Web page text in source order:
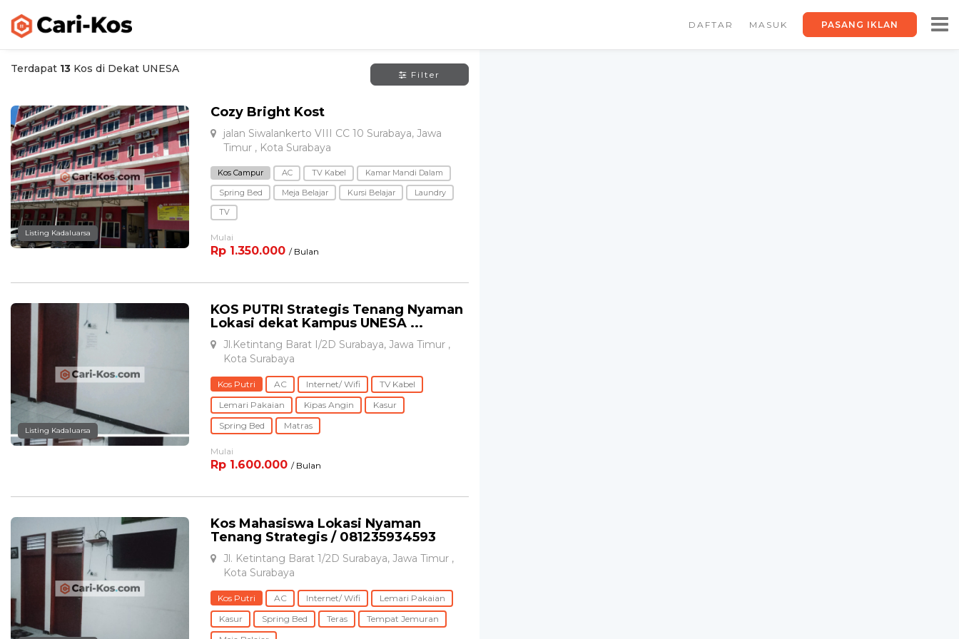
DAFTAR MASUK PASANG IKLAN
Terdapat 13 Kos di Dekat UNESA Filter
Listing Kadaluarsa
Cozy Bright Kost
jalan Siwalankerto VIII CC 10 Surabaya, Jawa
Timur , Kota Surabaya
Kos Campur AC TV Kabel
Kamar Mandi Dalam
Spring Bed
Meja Belajar Kursi Belajar
Laundry
TV
Mulai
Rp 1.350.000 / Bulan
Listing Kadaluarsa
KOS PUTRI Strategis Tenang Nyaman
Lokasi dekat Kampus UNESA ...
Jl.Ketintang Barat I/2D Surabaya, Jawa Timur ,
Kota Surabaya
Kos Putri AC Internet/ Wifi
TV Kabel
Lemari Pakaian
Kipas Angin
Kasur
Spring Bed
Matras
Mulai
Rp 1.600.000 / Bulan
Kos Mahasiswa Lokasi Nyaman
Tenang Strategis / 081235934593
Jl. Ketintang Barat 1/2D Surabaya, Jawa Timur ,
Kota Surabaya
Kos Putri AC Internet/ Wifi
Lemari Pakaian
Kasur
Spring Bed Teras
Tempat Jemuran